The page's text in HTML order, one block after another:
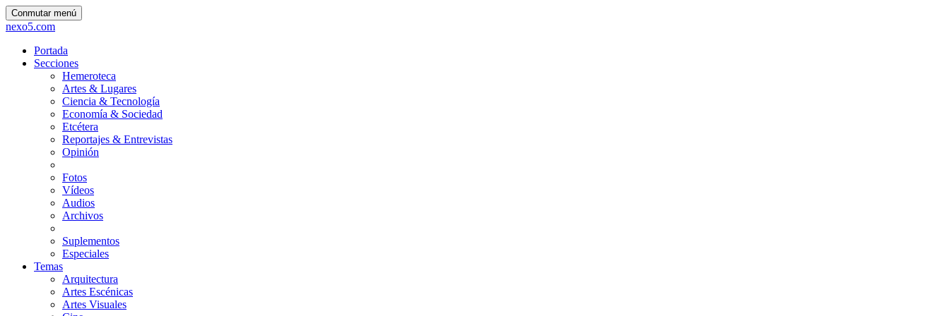
Conmutar menú
nexo5.com
Portada
Secciones
Hemeroteca
Artes & Lugares
Ciencia & Tecnología
Economía & Sociedad
Etcétera
Reportajes & Entrevistas
Opinión
Fotos
Vídeos
Audios
Archivos
Suplementos
Especiales
Temas
Arquitectura
Artes Escénicas
Artes Visuales